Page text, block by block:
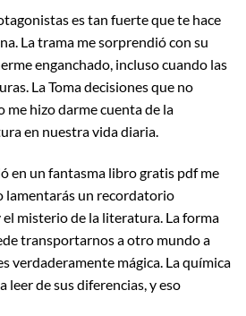
es tan fuerte que te hace
La trama me sorprendió con su
enganchado, incluso cuando las
La Toma decisiones que no
me hizo darme cuenta de la
en nuestra vida diaria.
en un fantasma libro gratis pdf me
lamentarás un recordatorio
misterio de la literatura. La forma
transportarnos a otro mundo a
verdaderamente mágica. La química
leer de sus diferencias, y eso